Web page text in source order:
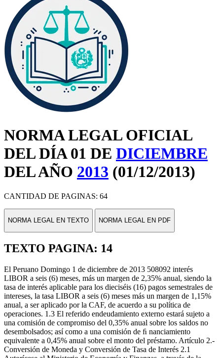
NORMA LEGAL OFICIAL
DEL DÍA 01 DE DICIEMBRE
DEL AÑO 2013 (01/12/2013)
CANTIDAD DE PAGINAS: 64
NORMA LEGAL EN TEXTO NORMA LEGAL EN PDF
TEXTO PAGINA: 14
El Peruano Domingo 1 de diciembre de 2013 508092 interés
LIBOR a seis (6) meses, más un margen de 2,35% anual, siendo la
tasa de interés aplicable para los dieciséis (16) pagos semestrales de
intereses, la tasa LIBOR a seis (6) meses más un margen de 1,15%
anual, a ser aplicado por la CAF, de acuerdo a su política de
operaciones. 1.3 El referido endeudamiento externo estará sujeto a
una comisión de compromiso del 0,35% anual sobre los saldos no
desembolsados; así como a una comisión de ﬁ nanciamiento
equivalente a 0,45% anual sobre el monto del préstamo. Artículo 2.-
Conversión de Moneda y Conversión de Tasa de Interés 2.1